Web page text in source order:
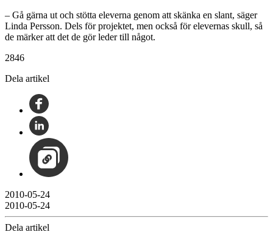
– Gå gärna ut och stötta eleverna genom att skänka en slant, säger
Linda Persson. Dels för projektet, men också för elevernas skull, så
de märker att det de gör leder till något.
2846
Dela artikel
2010-05-24
2010-05-24
Dela artikel